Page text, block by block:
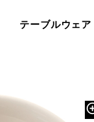
テーブルウェア